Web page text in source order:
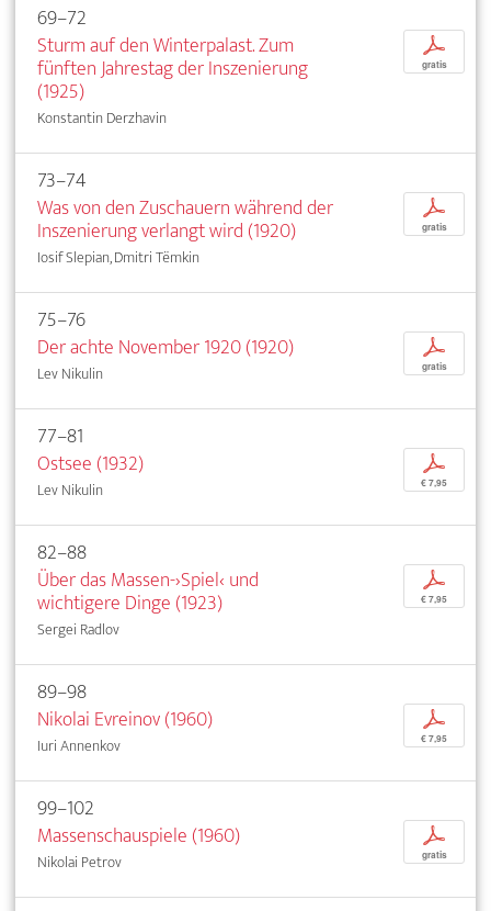
69–72
Sturm auf den Winterpalast. Zum
fünften Jahrestag der Inszenierung
(1925)
Konstantin Derzhavin
p
gratis
73–74
Was von den Zuschauern während der
Inszenierung verlangt wird (1920)
Iosif Slepian, Dmitri Tëmkin
p
gratis
75–76
Der achte November 1920 (1920)
Lev Nikulin
p
gratis
77–81
Ostsee (1932)
Lev Nikulin
p
€ 7,95
82–88
Über das Massen-›Spiel‹ und
wichtigere Dinge (1923)
Sergei Radlov
p
€ 7,95
89–98
Nikolai Evreinov (1960)
Iuri Annenkov
p
€ 7,95
99–102
Massenschauspiele (1960)
Nikolai Petrov
p
gratis